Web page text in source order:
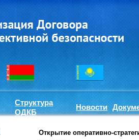
Структура
ОДКБ
Новости
Открытие оперативно-